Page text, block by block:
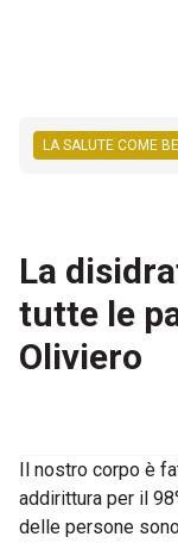
LA SALUTE COME
La
tutte le
Oliviero
Il nostro corpo è
addirittura per il
delle persone